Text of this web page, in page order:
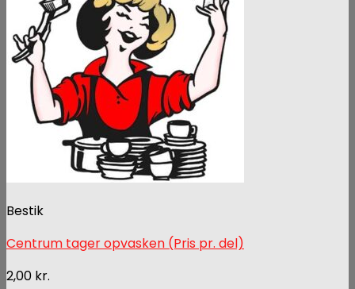
Bestik
Centrum tager opvasken (Pris pr. del)
2,00 kr.